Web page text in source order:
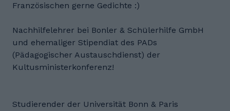
Französischen gerne Gedichte :)
Nachhilfelehrer bei Bonler & Schülerhilfe GmbH
und ehemaliger Stipendiat des PADs
(Pädagogischer Austauschdienst) der
Kultusministerkonferenz!
Studierender der Universität Bonn & Paris